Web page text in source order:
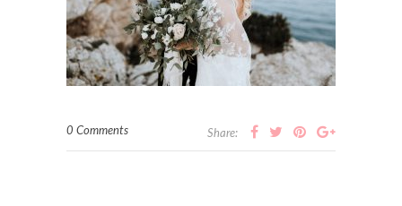
0 Comments Share: